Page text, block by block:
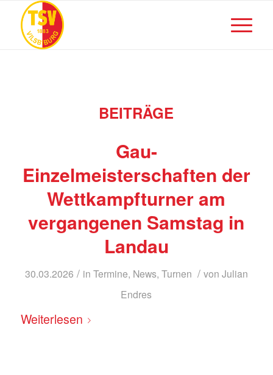
BEITRÄGE
Gau-
Einzelmeisterschaften der
Wettkampfturner am
vergangenen Samstag in
Landau
30.03.2026 / in Termine, News, Turnen / von Julian
Endres
Weiterlesen